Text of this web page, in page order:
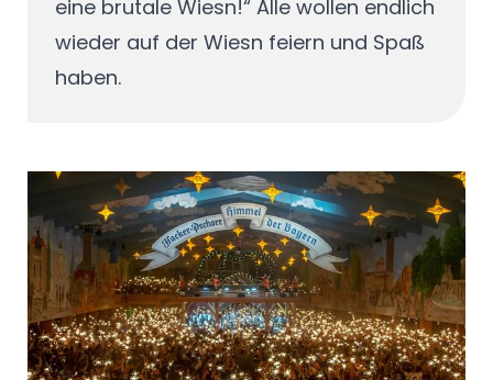
eine brutale Wiesn!“ Alle wollen endlich
wieder auf der Wiesn feiern und Spaß
haben.